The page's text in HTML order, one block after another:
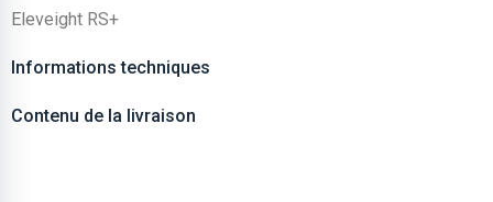
Eleveight RS+
Informations techniques
Contenu de la livraison